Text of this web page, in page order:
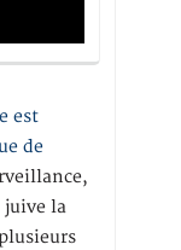
est
de
juive la